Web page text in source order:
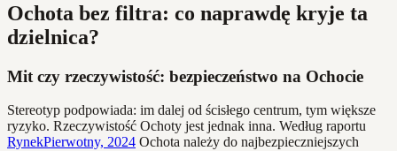
Ochota bez filtra: co naprawdę kryje ta
dzielnica?
Mit czy rzeczywistość: bezpieczeństwo na Ochocie
Stereotyp podpowiada: im dalej od ścisłego centrum, tym większe
ryzyko. Rzeczywistość Ochoty jest jednak inna. Według raportu
RynekPierwotny, 2024 Ochota należy do najbezpieczniejszych